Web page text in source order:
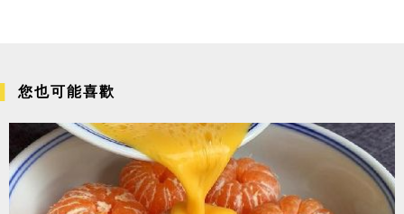
您也可能喜歡